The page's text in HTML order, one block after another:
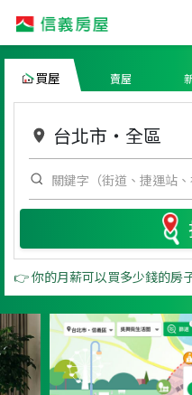
買屋 賣屋
台北市 ・ 全區
👉 你的月薪可以買多少錢的房